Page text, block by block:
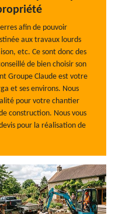
afin de pouvoir
aux travaux lourds
etc. Ce sont donc des
de bien choisir son
Groupe Claude est votre
et ses environs. Nous
pour votre chantier
construction. Nous vous
pour la réalisation de